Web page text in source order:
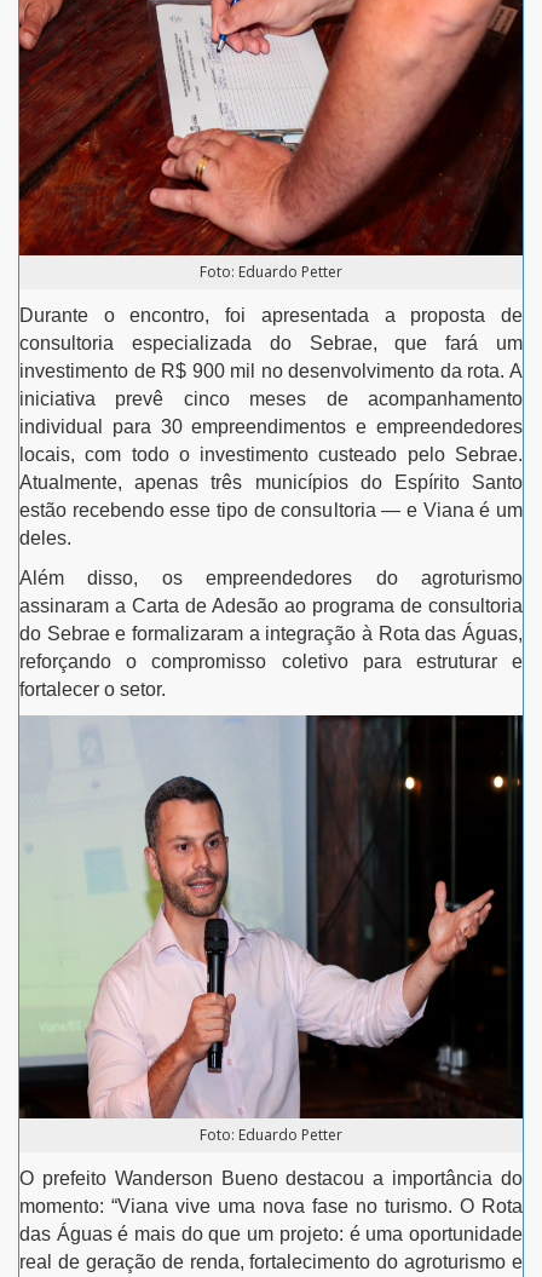
Foto: Eduardo Petter
Durante o encontro, foi apresentada a proposta de
consultoria especializada do Sebrae, que fará um
investimento de R$ 900 mil no desenvolvimento da rota. A
iniciativa prevê cinco meses de acompanhamento
individual para 30 empreendimentos e empreendedores
locais, com todo o investimento custeado pelo Sebrae.
Atualmente, apenas três municípios do Espírito Santo
estão recebendo esse tipo de consultoria — e Viana é um
deles.
Além disso, os empreendedores do agroturismo
assinaram a Carta de Adesão ao programa de consultoria
do Sebrae e formalizaram a integração à Rota das Águas,
reforçando o compromisso coletivo para estruturar e
fortalecer o setor.
Foto: Eduardo Petter
O prefeito Wanderson Bueno destacou a importância do
momento: “Viana vive uma nova fase no turismo. O Rota
das Águas é mais do que um projeto: é uma oportunidade
real de geração de renda, fortalecimento do agroturismo e